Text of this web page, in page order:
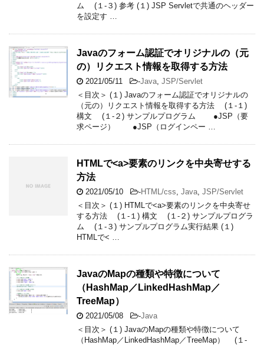
ム (１-３) 参考 (１) JSP Servletで共通のヘッダー
を設定す …
Javaのフォーム認証でオリジナルの（元
の）リクエスト情報を取得する方法
2021/05/11 -Java JSP/Servlet
＜目次＞ (１) Javaのフォーム認証でオリジナルの
（元の）リクエスト情報を取得する方法 (１-１)
構文 (１-２) サンプルプログラム ●JSP（要
求ページ） ●JSP（ログインペー …
HTMLで<a>要素のリンクを中央寄せする
方法
2021/05/10 -HTML/css Java JSP/Servlet
＜目次＞ (１) HTMLで<a>要素のリンクを中央寄せ
する方法 (１-１) 構文 (１-２) サンプルプログラ
ム (１-３) サンプルプログラム実行結果 (１)
HTMLで< …
JavaのMapの種類や特徴について
（HashMap／LinkedHashMap／
TreeMap）
2021/05/08 -Java
＜目次＞ (１) JavaのMapの種類や特徴について
（HashMap／LinkedHashMap／TreeMap） (１-